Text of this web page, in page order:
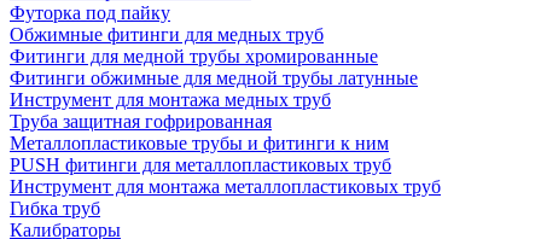
Футорка под пайку
Обжимные фитинги для медных труб
Фитинги для медной трубы хромированные
Фитинги обжимные для медной трубы латунные
Инструмент для монтажа медных труб
Труба защитная гофрированная
Металлопластиковые трубы и фитинги к ним
PUSH фитинги для металлопластиковых труб
Инструмент для монтажа металлопластиковых труб
Гибка труб
Калибраторы